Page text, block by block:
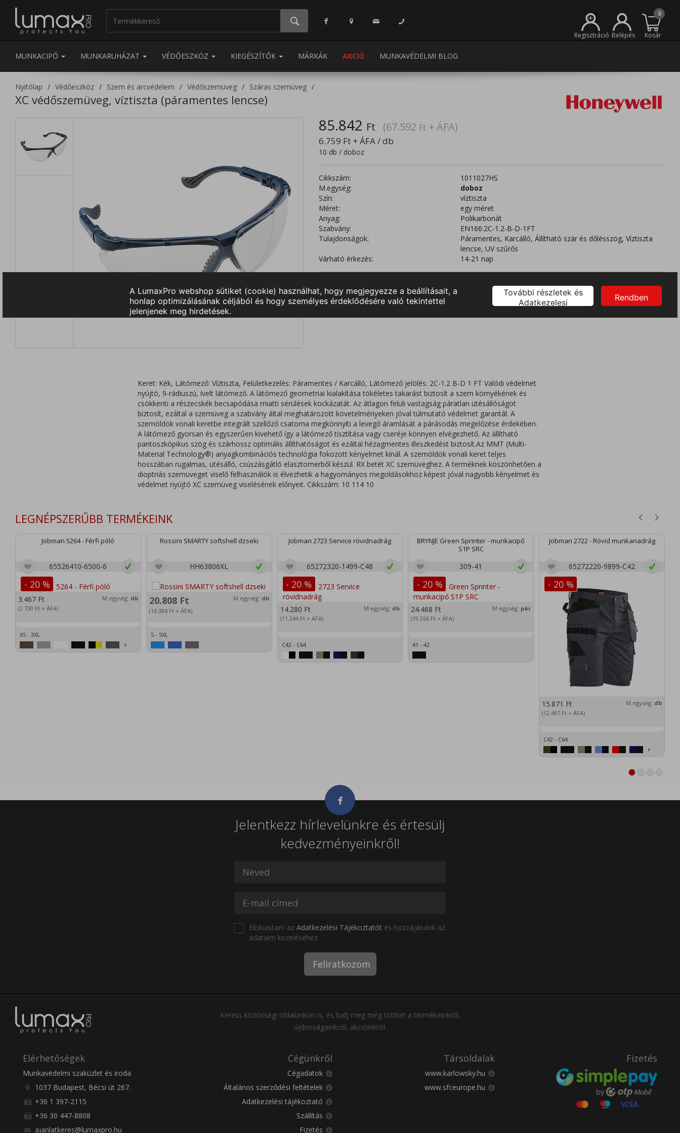
+
Regisztráció Belépés
0
Kosár
MUNKACIPŐ MUNKARUHÁZAT VÉDŐESZKÖZ KIEGÉSZÍTŐK MÁRKÁK AKCIÓ MUNKAVÉDELMI BLOG
Nyitólap Védőeszköz Szem és arcvédelem Védőszemüveg Száras szemüveg
XC védőszemüveg, víztiszta (páramentes lencse)
85.842 Ft (67.592 Ft + ÁFA)
6.759 Ft + ÁFA / db
10 db / doboz
Cikkszám:
1011027HS
M.egység:
doboz
Szín:
víztiszta
Méret:
egy méret
Anyag:
Polikarbonát
Szabvány:
EN166:2C-1.2-B-D-1FT
Tulajdonságok:
Páramentes, Karcálló, Állítható szár és dőlésszög, Víztiszta
lencse, UV szűrős
Várható érkezés:
14-21 nap
Keret: Kék, Látómező: Víztiszta, Felületkezelés: Páramentes / Karcálló, Látómező jelölés: 2C-1.2 B-D 1 FT Valódi védelmet
nyújtó, 9-rádiuszú, ívelt látómező. A látómező geometriai kialakítása tökéletes takarást biztosít a szem környékének és
csökkenti a részecskék becsapódása miatti sérülések kockázatát. Az átlagon felüli vastagság páratlan ütésállóságot
biztosít, ezáltal a szemüveg a szabvány által meghatározott követelményeken jóval túlmutató védelmet garantál. A
szemöldök vonali keretbe integrált szellőző csatorna megkönnyíti a levegő áramlását a párásodás megelőzése érdekében.
A látómező gyorsan és egyszerűen kivehető így a látómező tisztítása vagy cseréje könnyen elvégezhető. Az állítható
pantoszkópikus szög és szárhossz optimális állíthatóságot és ezáltal hézagmentes illeszkedést biztosít.Az MMT (Multi-
Material Technology®) anyagkombinációs technológia fokozott kényelmet kínál. A szemöldök vonali keret teljes
hosszában rugalmas, ütésálló, csúszásgátló elasztomerből készül. RX betét XC szemüveghez. A terméknek köszönhetően a
dioptriás szemüveget viselő felhasználók is élvezhetik a hagyományos megoldásokhoz képest jóval nagyobb kényelmet és
védelmet nyújtó XC szemüveg viselésének előnyeit. Cikkszám: 10 114 10
LEGNÉPSZERŰBB TERMÉKEINK
Jobman 5264 - Férfi póló
65526410-6500-6
- 20 %
3.467 Ft
(2.730 Ft + ÁFA)
M.egység: db
XS - 3XL
Rossini SMARTY softshell dzseki
HH63806XL
20.808 Ft
(16.384 Ft+ ÁFA)
M.egység: db
S - 5XL
Jobman 2723 Service rövidnadrág
65272320-1499-C48
- 20 %
14.280 Ft
(11.244 Ft+ ÁFA)
M.egység: db
C42 - C64
BRYNJE Green Sprinter - munkacipő
S1P SRC
309-41
- 20 %
24.468 Ft
(19.266 Ft + ÁFA)
M.egység: pár
41 - 42
Jobman 2722 - Rövid munkanadrág
65272220-9899-C42
- 20 %
15.871 Ft
(12.497 Ft + ÁFA)
M.egység: db
C42 - C64
Jelentkezz hírlevelünkre és értesülj
kedvezményeinkről!
Elolvastam az Adatkezelési Tájékoztatót és hozzájárulok az
adataim kezeléséhez
Feliratkozom
Keress közösségi oldalunkon is, és tudj meg még többet a termékeinkről,
újdonságainkról, akcióinkról.
Elérhetőségek
Munkavédelmi szaküzlet és iroda
1037 Budapest, Bécsi út 267.
+36 1 397-2115
+36 30 447-8808
ajanlatkeres@lumaxpro.hu
Cégünkről
Cégadatok
Általános szerződési feltételek
Adatkezelési tájékoztató
Szállítás
Fizetés
Társoldalak
www.karlowsky.hu
www.sfceurope.hu
Fizetés